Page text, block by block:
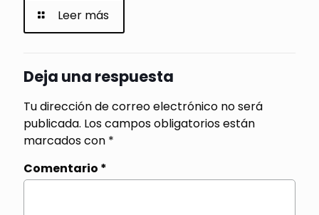
Leer más
Deja una respuesta
Tu dirección de correo electrónico no será
publicada. Los campos obligatorios están
marcados con *
Comentario *